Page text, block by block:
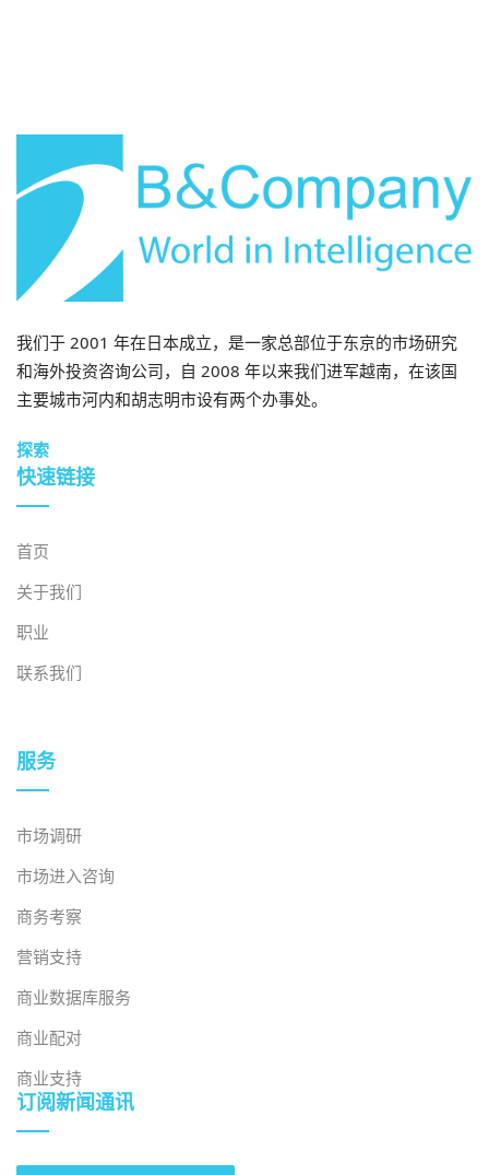
我们于 2001 年在日本成立，是一家总部位于东京的市场研究
和海外投资咨询公司，自 2008 年以来我们进军越南，在该国
主要城市河内和胡志明市设有两个办事处。
探索
快速链接
首页
关于我们
职业
联系我们
服务
市场调研
市场进入咨询
商务考察
营销支持
商业数据库服务
商业配对
商业支持
订阅新闻通讯